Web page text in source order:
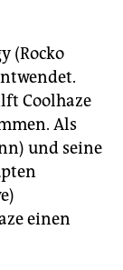
(Rocko
Coolhaze
Als
und seine
einen